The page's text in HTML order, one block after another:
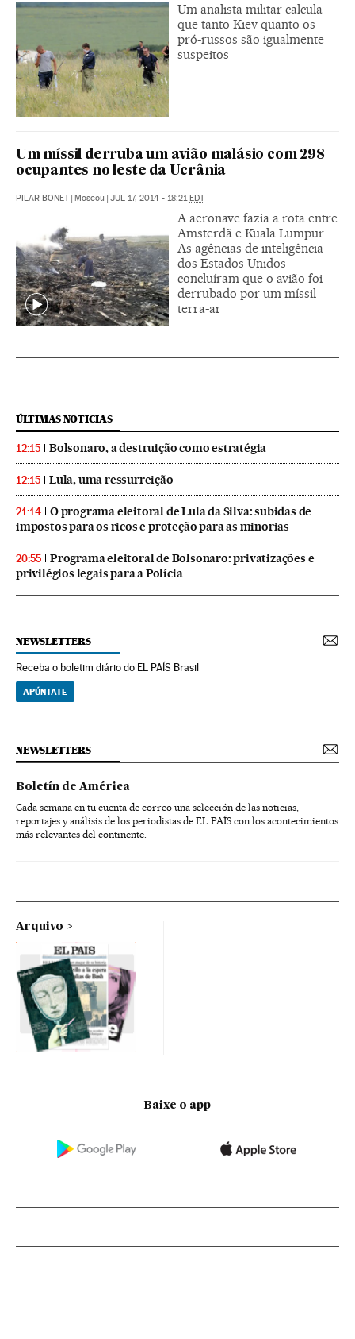
Um analista militar calcula
que tanto Kiev quanto os
pró-russos são igualmente
suspeitos
Um míssil derruba um avião malásio com 298
ocupantes no leste da Ucrânia
PILAR BONET | Moscou | JUL 17, 2014 - 18:21EDT
A aeronave fazia a rota entre
Amsterdã e Kuala Lumpur.
As agências de inteligência
dos Estados Unidos
concluíram que o avião foi
derrubado por um míssil
terra-ar
ÚLTIMAS NOTICIAS
12:15 Bolsonaro, a destruição como estratégia
12:15 Lula, uma ressurreição
21:14
O programa eleitoral de Lula da Silva: subidas de
impostos para os ricos e proteção para as minorias
20:55
Programa eleitoral de Bolsonaro: privatizações e
privilégios legais para a Polícia
NEWSLETTERS
Receba o boletim diário do EL PAÍS Brasil
APÚNTATE
NEWSLETTERS
Boletín de América
Cada semana en tu cuenta de correo una selección de las noticias,
reportajes y análisis de los periodistas de EL PAÍS con los acontecimientos
más relevantes del continente.
Arquivo
Baixe o app